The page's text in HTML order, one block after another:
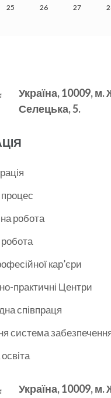
25 26 27
Україна, 10009, м.
Селецька, 5.
процес
робота
кар’єри
практичні Центри
співпраця
система забезпечення
Україна, 10009, м.